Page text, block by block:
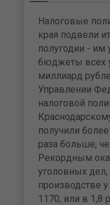
Налоговые
края подвели
полугодии - им
бюджеты всех
миллиард
Управлении
налоговой
получили
раза больше,
Рекордным
уголовных
производстве
1170, или в 1,8